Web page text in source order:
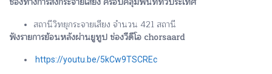
สถานีวิทยุกระจายเสียง จำนวน 421 สถานี
ฟังรายการย้อนหลังผ่านยูทูป ช่องวีดีโอ chorsaard
https://youtu.be/5kCw9TSCREc